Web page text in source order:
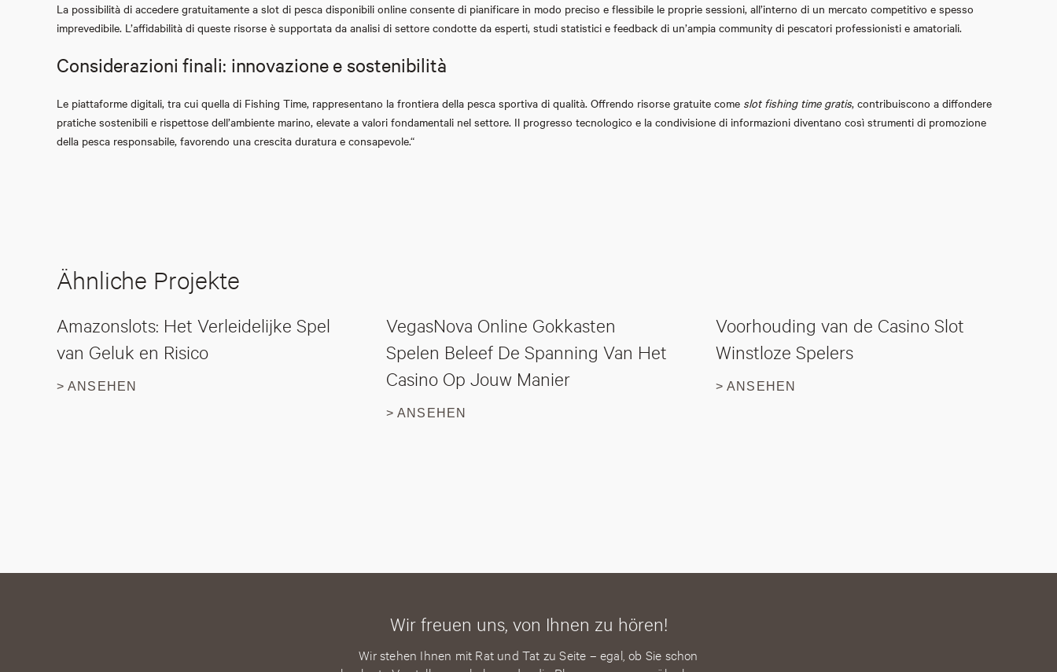
La possibilità di accedere gratuitamente a slot di pesca disponibili online consente di pianificare in modo preciso e flessibile le proprie sessioni, all’interno di un mercato competitivo e spesso
imprevedibile. L’affidabilità di queste risorse è supportata da analisi di settore condotte da esperti, studi statistici e feedback di un’ampia community di pescatori professionisti e amatoriali.
Considerazioni finali: innovazione e sostenibilità
Le piattaforme digitali, tra cui quella di Fishing Time, rappresentano la frontiera della pesca sportiva di qualità. Offrendo risorse gratuite come slot fishing time gratis, contribuiscono a diffondere
pratiche sostenibili e rispettose dell’ambiente marino, elevate a valori fondamentali nel settore. Il progresso tecnologico e la condivisione di informazioni diventano così strumenti di promozione
della pesca responsabile, favorendo una crescita duratura e consapevole.“
Ähnliche Projekte
Amazonslots: Het Verleidelijke Spel
van Geluk en Risico
> ANSEHEN
VegasNova Online Gokkasten
Spelen Beleef De Spanning Van Het
Casino Op Jouw Manier
> ANSEHEN
Voorhouding van de Casino Slot
Winstloze Spelers
> ANSEHEN
Wir freuen uns, von Ihnen zu hören!
Wir stehen Ihnen mit Rat und Tat zu Seite – egal, ob Sie schon